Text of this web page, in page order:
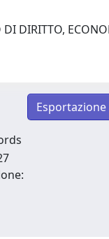
DI DIRITTO,
Esportazione